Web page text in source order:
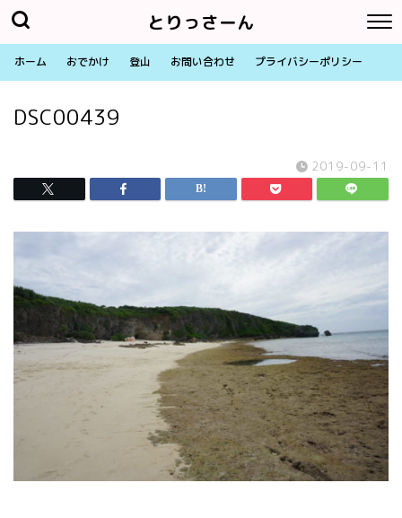
とりっさーん
ホーム おでかけ 登山 お問い合わせ プライバシーポリシー
DSC00439
2019-09-11